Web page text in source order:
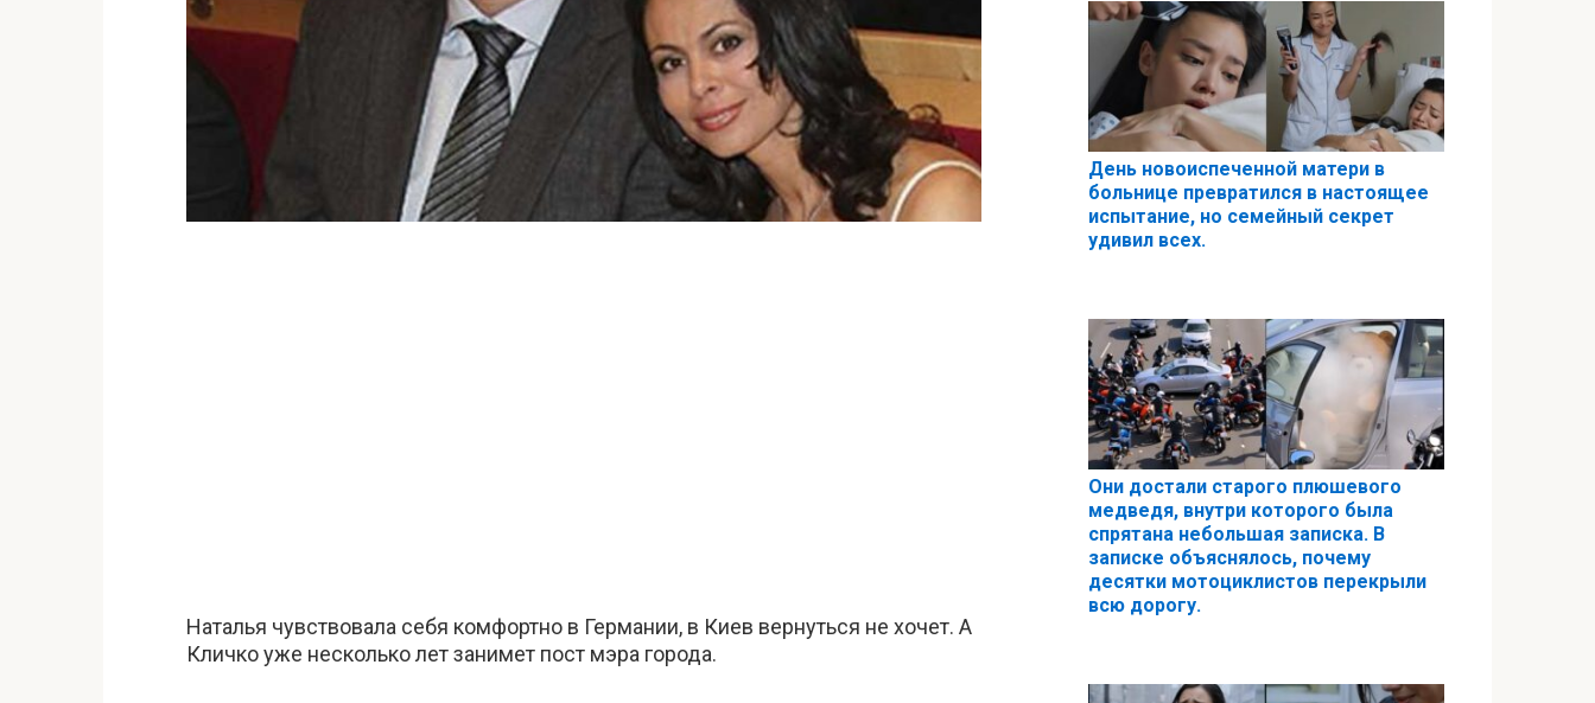
Наталья чувствовала себя комфортно в Германии, в Киев вернуться не хочет. А
Кличко уже несколько лет занимет пост мэра города.
День новоиспеченной матери в
больнице превратился в настоящее
испытание, но семейный секрет
удивил всех.
Они достали старого плюшевого
медведя, внутри которого была
спрятана небольшая записка. В
записке объяснялось, почему
десятки мотоциклистов перекрыли
всю дорогу.